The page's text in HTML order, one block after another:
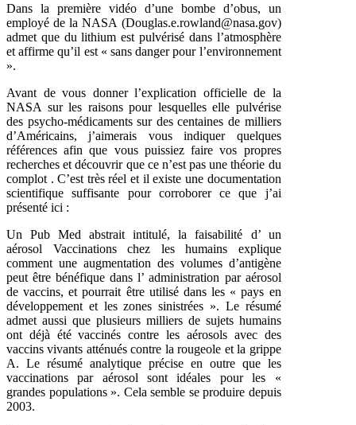
Dans la première vidéo d’une bombe d’obus, un
employé de la NASA (Douglas.e.rowland@nasa.gov)
admet que du lithium est pulvérisé dans l’atmosphère
et affirme qu’il est « sans danger pour l’environnement
».
Avant de vous donner l’explication officielle de la
NASA sur les raisons pour lesquelles elle pulvérise
des psycho-médicaments sur des centaines de milliers
d’Américains, j’aimerais vous indiquer quelques
références afin que vous puissiez faire vos propres
recherches et découvrir que ce n’est pas une théorie du
complot . C’est très réel et il existe une documentation
scientifique suffisante pour corroborer ce que j’ai
présenté ici :
Un Pub Med abstrait intitulé, la faisabilité d’ un
aérosol Vaccinations chez les humains explique
comment une augmentation des volumes d’antigène
peut être bénéfique dans l’ administration par aérosol
de vaccins, et pourrait être utilisé dans les « pays en
développement et les zones sinistrées ». Le résumé
admet aussi que plusieurs milliers de sujets humains
ont déjà été vaccinés contre les aérosols avec des
vaccins vivants atténués contre la rougeole et la grippe
A. Le résumé analytique précise en outre que les
vaccinations par aérosol sont idéales pour les «
grandes populations ». Cela semble se produire depuis
2003.